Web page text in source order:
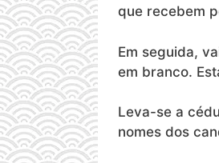
que recebem
Em seguida,
em branco.
Leva-se a
nomes dos